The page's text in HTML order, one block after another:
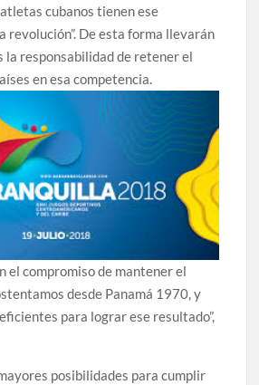
cubanos tienen ese
revolución”. De esta forma llevarán
la responsabilidad de retener el
en esa competencia.
el compromiso de mantener el
desde Panamá 1970, y
para lograr ese resultado”,
posibilidades para cumplir